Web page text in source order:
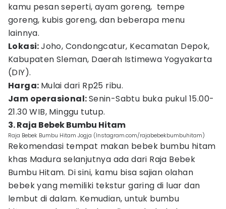
kamu pesan seperti, ayam goreng, tempe
goreng, kubis goreng, dan beberapa menu
lainnya.
Lokasi:Joho, Condongcatur, Kecamatan Depok,
Kabupaten Sleman, Daerah Istimewa Yogyakarta
(DIY).
Harga: Mulai dari Rp25 ribu.
Jam operasional:Senin-Sabtu buka pukul 15.00-
21.30 WIB, Minggu tutup.
3. Raja Bebek Bumbu Hitam
Raja Bebek Bumbu Hitam Jogja (Instagram.com/rajabebekbumbuhitam)
Rekomendasi tempat makan bebek bumbu hitam
khas Madura selanjutnya ada dari Raja Bebek
Bumbu Hitam. Di sini, kamu bisa sajian olahan
bebek yang memiliki tekstur garing di luar dan
lembut di dalam. Kemudian, untuk bumbu